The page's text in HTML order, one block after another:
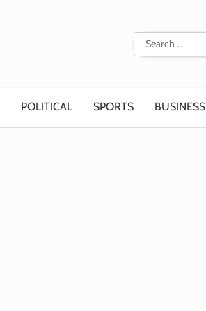
Search
for:
POLITICAL SPORTS BUSINESS